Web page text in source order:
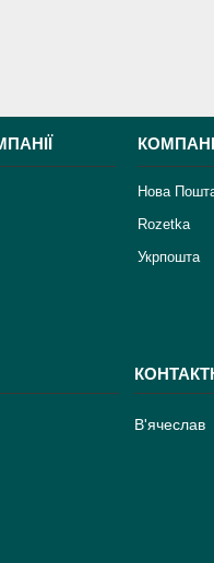
Нова
Rozetka
Укрпошта
В'ячеслав